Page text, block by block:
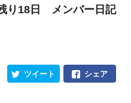
り18日 メンバー日記
シェア
ツイート